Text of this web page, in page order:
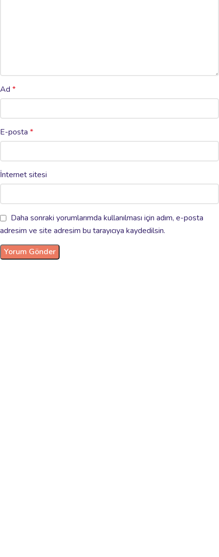
Ad *
E-posta *
İnternet sitesi
Daha sonraki yorumlarımda kullanılması için adım, e-posta
adresim ve site adresim bu tarayıcıya kaydedilsin.